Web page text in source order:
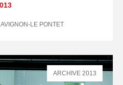
LE PONTET
ARCHIVE 2013